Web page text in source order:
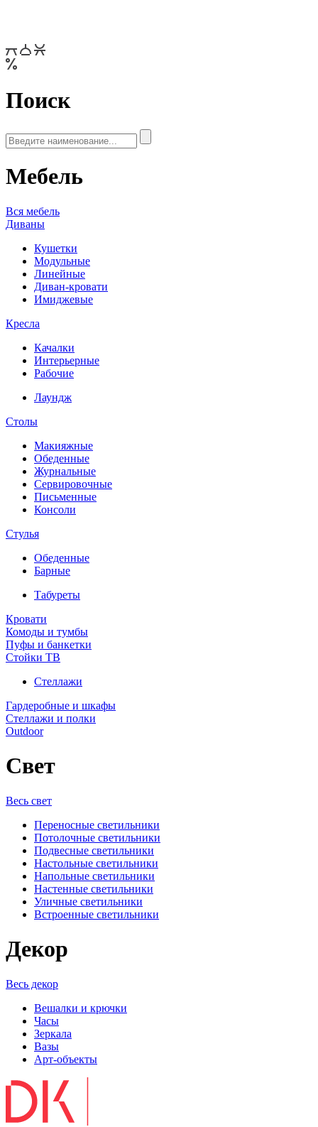
Поиск
Мебель
Вся мебель
Диваны
Кушетки
Модульные
Линейные
Диван-кровати
Имиджевые
Кресла
Качалки
Интерьерные
Рабочие
Лаундж
Столы
Макияжные
Обеденные
Журнальные
Сервировочные
Письменные
Консоли
Стулья
Обеденные
Барные
Табуреты
Кровати
Комоды и тумбы
Пуфы и банкетки
Стойки ТВ
Стеллажи
Гардеробные и шкафы
Стеллажи и полки
Outdoor
Свет
Весь свет
Переносные светильники
Потолочные светильники
Подвесные светильники
Настольные светильники
Напольные светильники
Настенные светильники
Уличные светильники
Встроенные светильники
Декор
Весь декор
Вешалки и крючки
Часы
Зеркала
Вазы
Арт-объекты